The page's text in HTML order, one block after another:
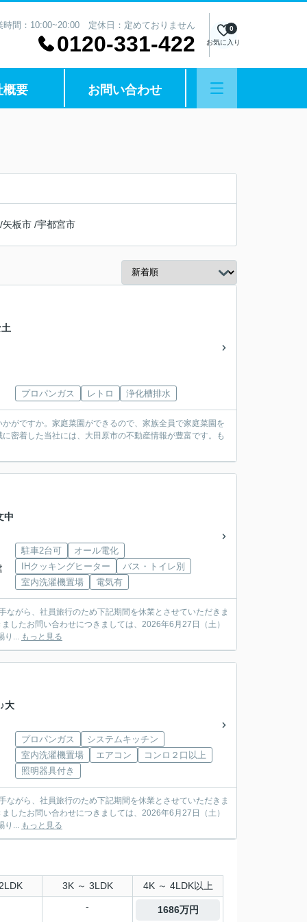
時間：10:00~20:00 定休日：定めておりません
0120-331-422 お気に入り
0
概要 お問い合わせ
矢板市 /宇都宮市
プロパンガス レトロ 浄化槽排水
がですか。家庭菜園ができるので、家族全員で家庭菜園を
密着した当社には、大田原市の不動産情報が豊富です。も
中
駐車2台可
オール電化
IHクッキングヒーター
バス・トイレ別
室内洗濯機置場
電気有
賜り... もっと見る
大
プロパンガス
システムキッチン
室内洗濯機置場
エアコン
コンロ２口以上
照明器具付き
賜り... もっと見る
3K ～ 3LDK
4K ～ 4LDK以上
-
1686万円